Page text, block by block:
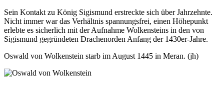
Sein Kontakt zu König Sigismund erstreckte sich über Jahrzehnte.
Nicht immer war das Verhältnis spannungsfrei, einen Höhepunkt
erlebte es sicherlich mit der Aufnahme Wolkensteins in den von
Sigismund gegründeten Drachenorden Anfang der 1430er-Jahre.
Oswald von Wolkenstein starb im August 1445 in Meran. (jh)